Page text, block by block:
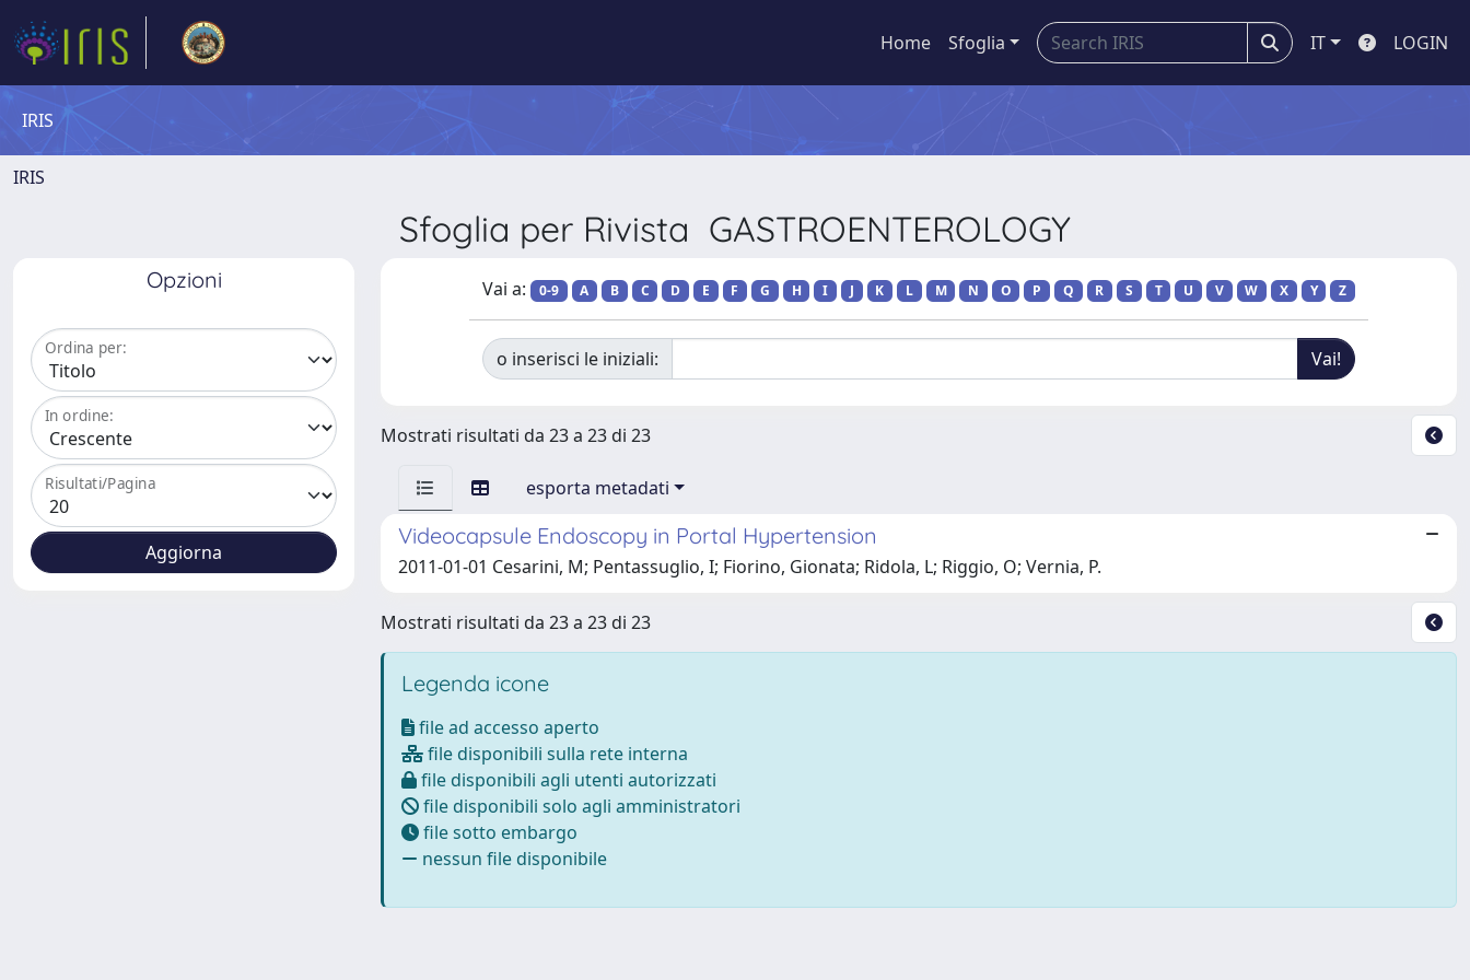
Home Sfoglia IT LOGIN
IRIS
IRIS
Sfoglia per Rivista GASTROENTEROLOGY
Opzioni
Ordina per:
In ordine:
Risultati/Pagina
Vai a: 0-9 A B C D E F G H I J K L M N O P Q R S T U V W X Y Z
o inserisci le iniziali:
Mostrati risultati da 23 a 23 di 23
esporta metadati
Videocapsule Endoscopy in Portal Hypertension
2011-01-01 Cesarini, M; Pentassuglio, I; Fiorino, Gionata; Ridola, L; Riggio, O; Vernia, P.
Mostrati risultati da 23 a 23 di 23
Legenda icone
file ad accesso aperto
file disponibili sulla rete interna
file disponibili agli utenti autorizzati
file disponibili solo agli amministratori
file sotto embargo
nessun file disponibile